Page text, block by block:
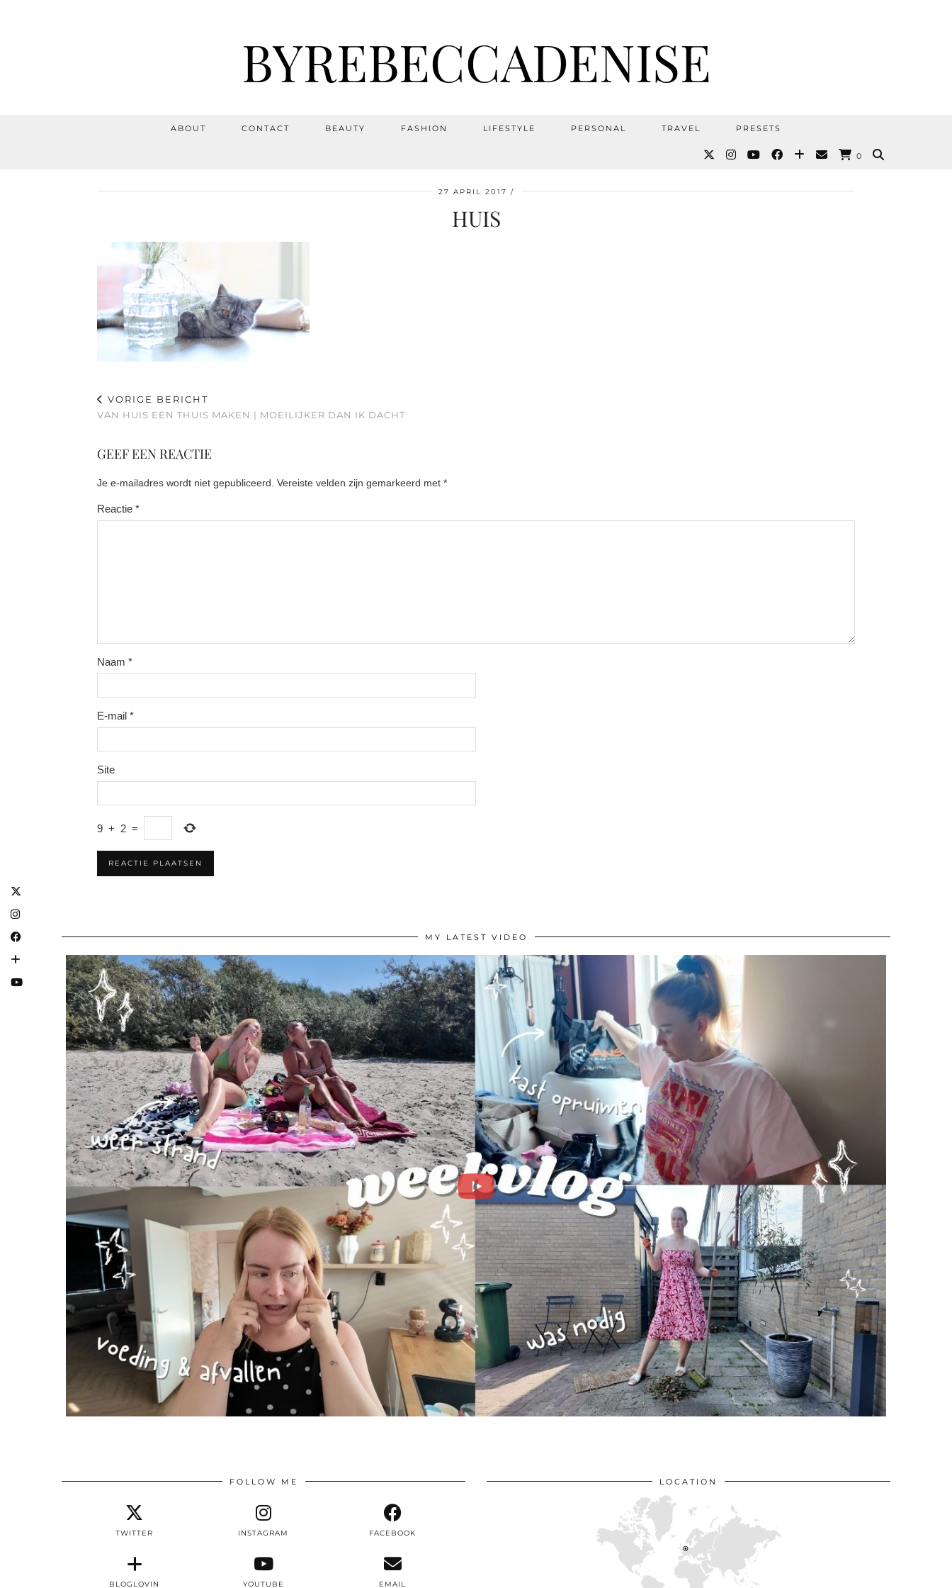
BYREBECCADENISE
ABOUT CONTACT BEAUTY FASHION LIFESTYLE PERSONAL TRAVEL PRESETS
0
27 APRIL 2017
HUIS
VORIGE BERICHT
VAN HUIS EEN THUIS MAKEN | MOEILIJKER DAN IK DACHT
GEEF EEN REACTIE
Je e-mailadres wordt niet gepubliceerd. Vereiste velden zijn gemarkeerd met *
Reactie *
Naam *
E-mail *
Site
9 + 2 =
MY LATEST VIDEO
FOLLOW ME
TWITTER INSTAGRAM FACEBOOK
BLOGLOVIN YOUTUBE EMAIL
LOCATION